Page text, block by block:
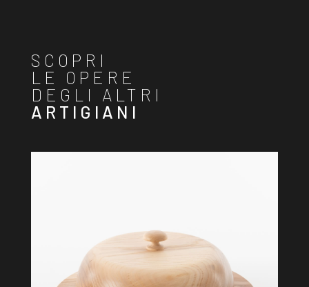
SCOPRI
LE OPERE
DEGLI ALTRI
ARTIGIANI